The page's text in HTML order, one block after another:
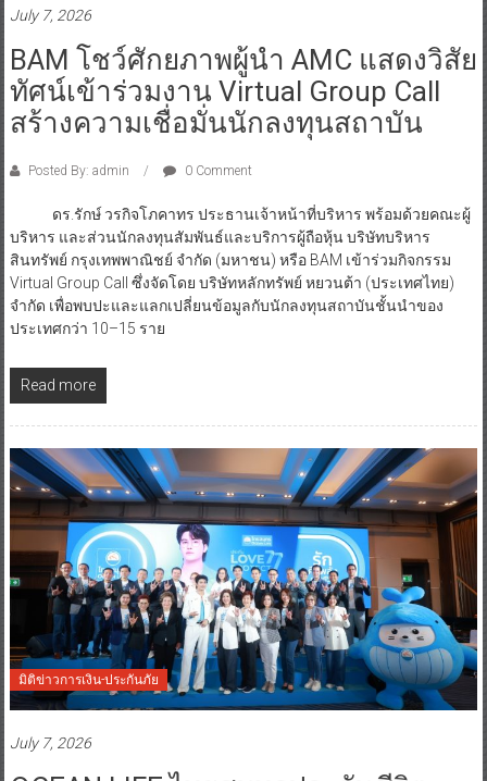
July 7, 2026
BAM โชว์ศักยภาพผู้นำ AMC แสดงวิสัย
ทัศน์เข้าร่วมงาน Virtual Group Call
สร้างความเชื่อมั่นนักลงทุนสถาบัน
Posted By: admin 0 Comment
ดร.รักษ์ วรกิจโภคาทร ประธานเจ้าหน้าที่บริหาร พร้อมด้วยคณะผู้
บริหาร และส่วนนักลงทุนสัมพันธ์และบริการผู้ถือหุ้น บริษัทบริหาร
สินทรัพย์ กรุงเทพพาณิชย์ จำกัด (มหาชน) หรือ BAM เข้าร่วมกิจกรรม
Virtual Group Call ซึ่งจัดโดย บริษัทหลักทรัพย์ หยวนต้า (ประเทศไทย)
จำกัด เพื่อพบปะและแลกเปลี่ยนข้อมูลกับนักลงทุนสถาบันชั้นนำของ
ประเทศกว่า 10–15 ราย
Read more
มิติข่าวการเงิน-ประกันภัย
July 7, 2026